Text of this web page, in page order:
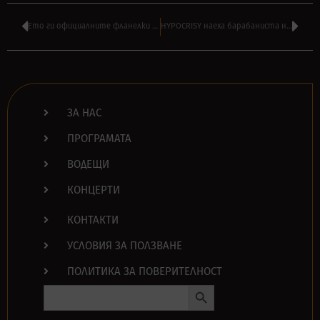
Ето ги официалните фланелки за 16 години радио ТАНГРА МЕГА РОК HYPOCRISY наеха барабаниста на THE CROWN – ХЕНРИК АКСЕЛСОН
ЗА НАС
ПРОГРАМАТА
ВОДЕЩИ
КОНЦЕРТИ
КОНТАКТИ
УСЛОВИЯ ЗА ПОЛЗВАНЕ
ПОЛИТИКА ЗА ПОВЕРИТЕЛНОСТ
Search
Search Button